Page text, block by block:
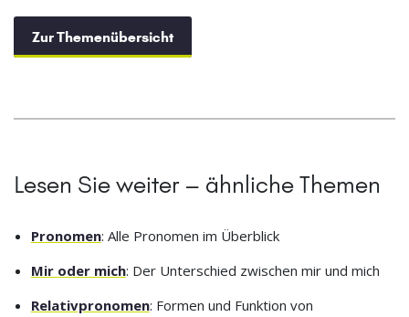
Zur Themenübersicht
Lesen Sie weiter – ähnliche Themen
Pronomen: Alle Pronomen im Überblick
Mir oder mich: Der Unterschied zwischen mir und mich
Relativpronomen: Formen und Funktion von